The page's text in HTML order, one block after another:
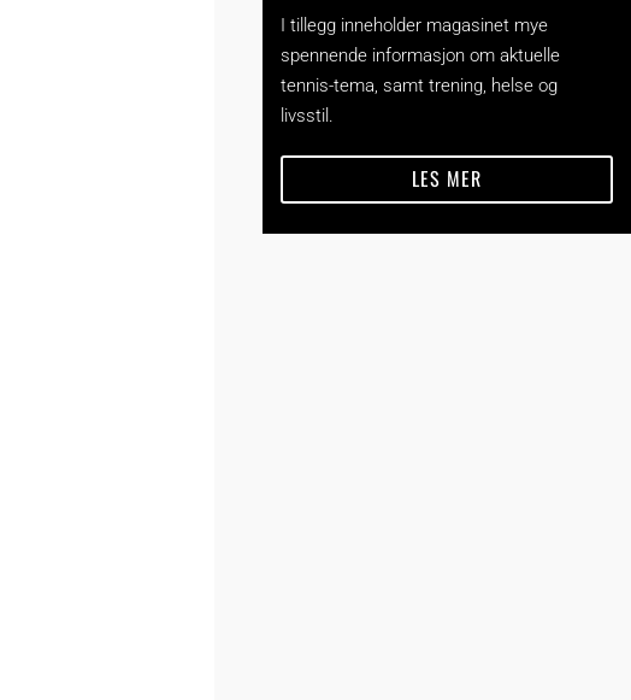
I tillegg inneholder magasinet mye
spennende informasjon om aktuelle
tennis-tema, samt trening, helse og
livsstil.
LES MER